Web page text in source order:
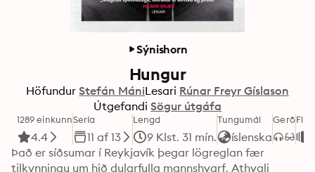
Sýnishorn
Hungur
Höfundur Stefán MániLesari Rúnar Freyr Gíslason
Útgefandi Sögur útgáfa
1289 einkunn
4.4
Sería
11 af 13
Lengd
9 Klst. 31 mín.
Tungumál
íslenska
Gerð
Það er síðsumar í Reykjavík þegar lögreglan fær
tilkynningu um hið dularfulla mannshvarf. Athygli